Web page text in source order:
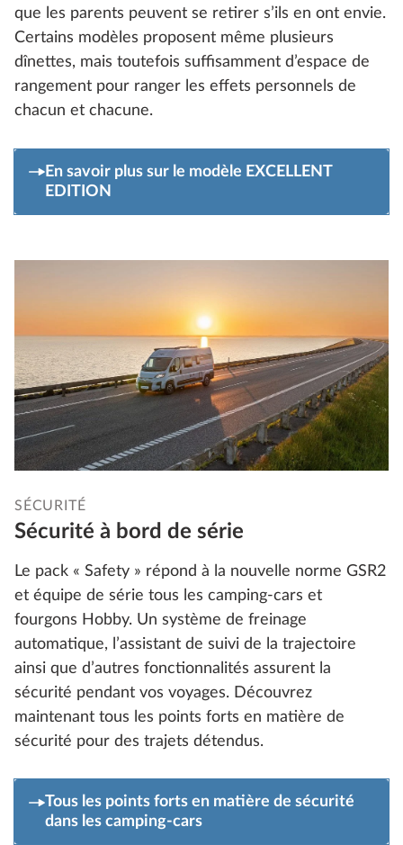
que les parents peuvent se retirer s’ils en ont envie.
Certains modèles proposent même plusieurs
dînettes, mais toutefois suffisamment d’espace de
rangement pour ranger les effets personnels de
chacun et chacune.
En savoir plus sur le modèle EXCELLENT
EDITION
SÉCURITÉ
Sécurité à bord de série
Le pack « Safety » répond à la nouvelle norme GSR2
et équipe de série tous les camping-cars et
fourgons Hobby. Un système de freinage
automatique, l’assistant de suivi de la trajectoire
ainsi que d’autres fonctionnalités assurent la
sécurité pendant vos voyages. Découvrez
maintenant tous les points forts en matière de
sécurité pour des trajets détendus.
Tous les points forts en matière de sécurité
dans les camping-cars